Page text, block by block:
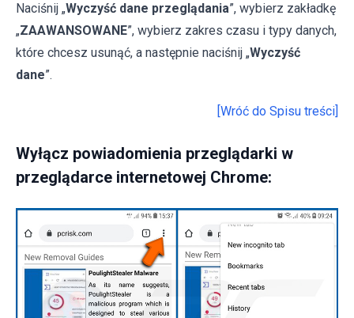
Naciśnij „Wyczyść dane przeglądania”, wybierz zakładkę
„ZAAWANSOWANE”, wybierz zakres czasu i typy danych,
które chcesz usunąć, a następnie naciśnij „Wyczyść
dane”.
[Wróć do Spisu treści]
Wyłącz powiadomienia przeglądarki w
przeglądarce internetowej Chrome: